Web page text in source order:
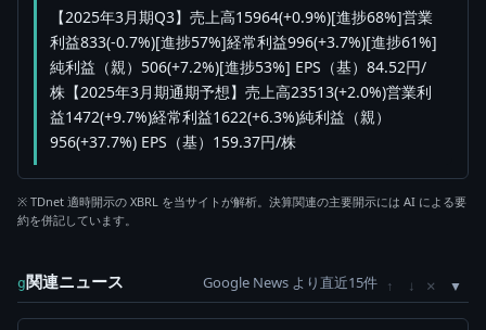
【2025年3月期Q3】売上高15964(+0.9%)[進捗68%]営業
利益833(-0.7%)[進捗57%]経常利益996(+3.7%)[進捗61%]
純利益（親）506(+7.2%)[進捗53%] EPS（基）84.52円/
株【2025年3月期通期予想】売上高23513(+2.0%)営業利
益1472(+9.7%)経常利益1622(+6.3%)純利益（親）
956(+37.7%) EPS（基）159.37円/株
※ TDnet 適時開示の XBRL を当サイトが解析。決算関連の主要開示には AI による要
約を併記しています。
g関連ニュース Google News より直近15件 ↑ ↓ ×